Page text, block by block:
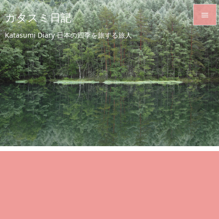
カタスミ日記
Katasumi Diary 日本の四季を旅する旅人


メニュ

サイド

前へ

次へ

検索